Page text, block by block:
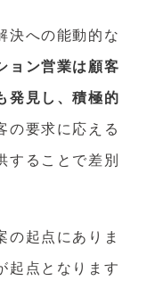
決への能動的な
ョン営業は顧客
発見し、積極的
の要求に応える
することで差別
の起点にありま
起点となります